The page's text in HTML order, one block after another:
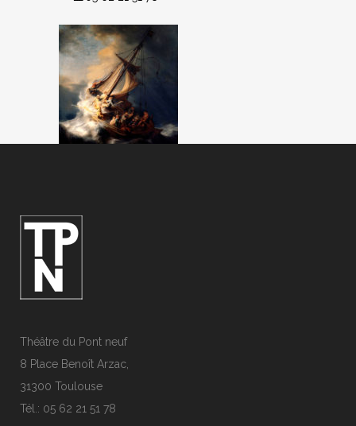
Théâtre du Pont neuf
8 Place Benoît Arzac,
31300 Toulouse
Tél.: 05 62 21 51 78